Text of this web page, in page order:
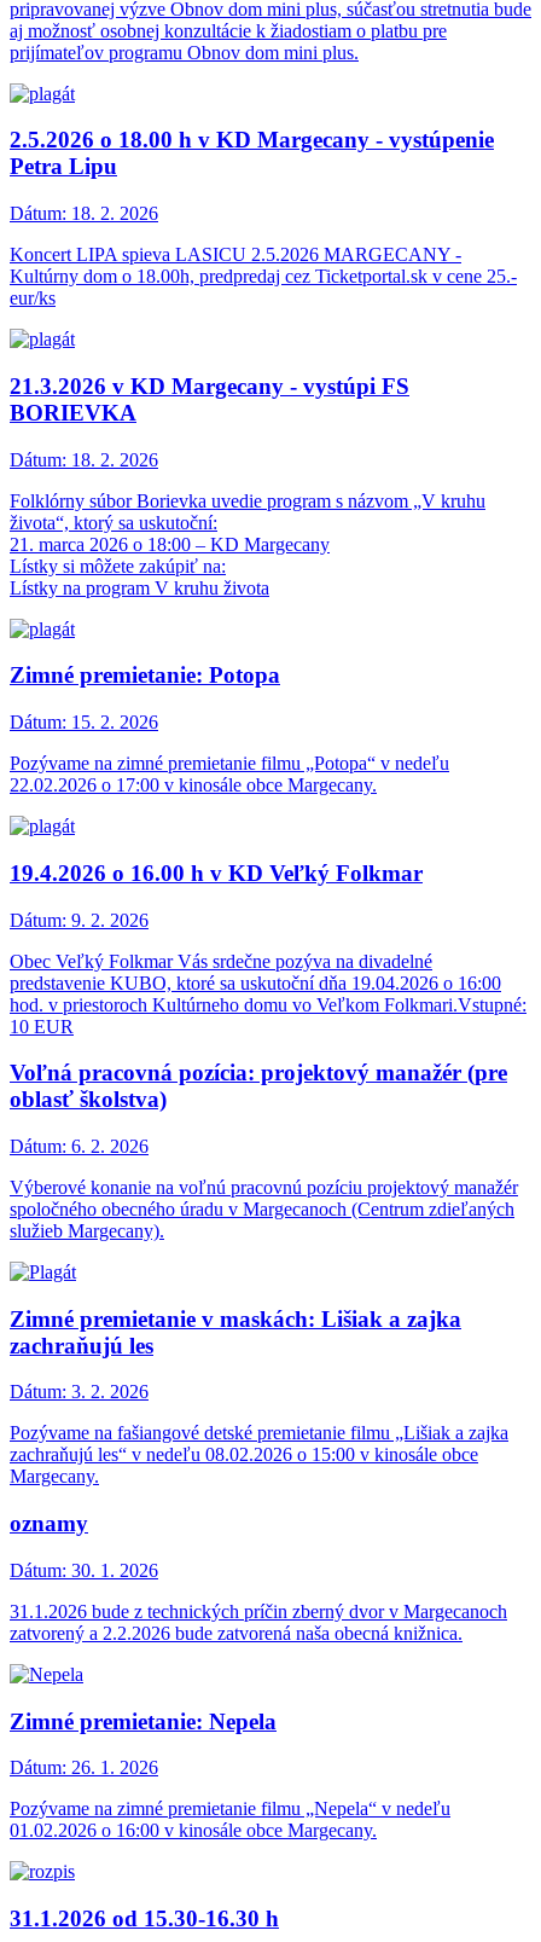
pripravovanej výzve Obnov dom mini plus, súčasťou stretnutia bude
aj možnosť osobnej konzultácie k žiadostiam o platbu pre
prijímateľov programu Obnov dom mini plus.
2.5.2026 o 18.00 h v KD Margecany - vystúpenie
Petra Lipu
Dátum: 18. 2. 2026
Koncert LIPA spieva LASICU 2.5.2026 MARGECANY -
Kultúrny dom o 18.00h, predpredaj cez Ticketportal.sk v cene 25.-
eur/ks
21.3.2026 v KD Margecany - vystúpi FS
BORIEVKA
Dátum: 18. 2. 2026
Folklórny súbor Borievka uvedie program s názvom „V kruhu
života“, ktorý sa uskutoční:
21. marca 2026 o 18:00 – KD Margecany
Lístky si môžete zakúpiť na:
Lístky na program V kruhu života
Zimné premietanie: Potopa
Dátum: 15. 2. 2026
Pozývame na zimné premietanie filmu „Potopa“ v nedeľu
22.02.2026 o 17:00 v kinosále obce Margecany.
19.4.2026 o 16.00 h v KD Veľký Folkmar
Dátum: 9. 2. 2026
Obec Veľký Folkmar Vás srdečne pozýva na divadelné
predstavenie KUBO, ktoré sa uskutoční dňa 19.04.2026 o 16:00
hod. v priestoroch Kultúrneho domu vo Veľkom Folkmari.Vstupné:
10 EUR
Voľná pracovná pozícia: projektový manažér (pre
oblasť školstva)
Dátum: 6. 2. 2026
Výberové konanie na voľnú pracovnú pozíciu projektový manažér
spoločného obecného úradu v Margecanoch (Centrum zdieľaných
služieb Margecany).
Zimné premietanie v maskách: Lišiak a zajka
zachraňujú les
Dátum: 3. 2. 2026
Pozývame na fašiangové detské premietanie filmu „Lišiak a zajka
zachraňujú les“ v nedeľu 08.02.2026 o 15:00 v kinosále obce
Margecany.
oznamy
Dátum: 30. 1. 2026
31.1.2026 bude z technických príčin zberný dvor v Margecanoch
zatvorený a 2.2.2026 bude zatvorená naša obecná knižnica.
Zimné premietanie: Nepela
Dátum: 26. 1. 2026
Pozývame na zimné premietanie filmu „Nepela“ v nedeľu
01.02.2026 o 16:00 v kinosále obce Margecany.
31.1.2026 od 15.30-16.30 h